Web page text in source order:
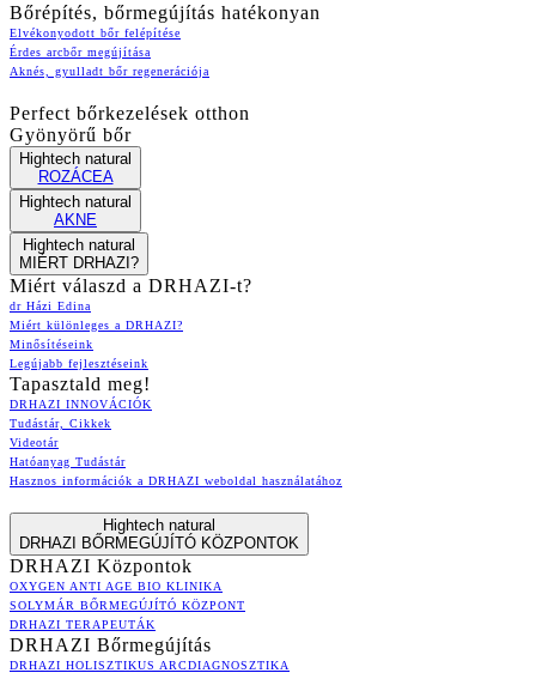
Bőrépítés, bőrmegújítás hatékonyan
Elvékonyodott bőr felépítése
Érdes arcbőr megújítása
Aknés, gyulladt bőr regenerációja
Perfect bőrkezelések otthon
Gyönyörű bőr
Hightech natural
ROZÁCEA
Hightech natural
AKNE
Hightech natural
MIÉRT DRHAZI?
Miért válaszd a DRHAZI-t?
dr Házi Edina
Miért különleges a DRHAZI?
Minősítéseink
Legújabb fejlesztéseink
Tapasztald meg!
DRHAZI INNOVÁCIÓK
Tudástár, Cikkek
Videotár
Hatóanyag Tudástár
Hasznos információk a DRHAZI weboldal használatához
Hightech natural
DRHAZI BŐRMEGÚJÍTÓ KÖZPONTOK
DRHAZI Központok
OXYGEN ANTI AGE BIO KLINIKA
SOLYMÁR BŐRMEGÚJÍTÓ KÖZPONT
DRHAZI TERAPEUTÁK
DRHAZI Bőrmegújítás
DRHAZI HOLISZTIKUS ARCDIAGNOSZTIKA